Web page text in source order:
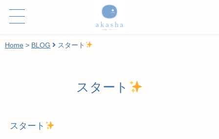
Home > BLOG スタート
スタート
スタート